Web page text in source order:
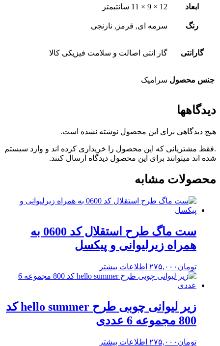
ابعاد
12 × 9 × 11 سانتیمتر
رنگ سرمه ای, قرمز, نارنجی
گارانتی گار انتی اصالت و سلامت فیزیکی کالا
جنس محصول سرامیک
دیدگاهها
هیچ دیدگاهی برای این محصول نوشته نشده است.
.فقط مشتریانی که این محصول را خریداری کرده اند و وارد سیستم
شده اند میتوانند برای این محصول دیدگاه ارسال کنند.
محصولات مشابه
ست ماگ طرح استقلال کد 0600 به
همراه زیرلیوانی و پیکسل
تومان ۲۷۵,۰۰۰ اطلاعات بیشتر
زیر لیوانی چوبی طرح hello summer کد
800 مجموعه 6 عددی
تومان ۲۷۵,۰۰۰ اطلاعات بیشتر